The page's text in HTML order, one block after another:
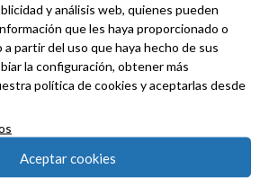
y análisis web, quienes pueden
que les haya proporcionado o
a partir del uso que haya hecho de sus
la configuración, obtener más
política de cookies y aceptarlas desde
Aceptar cookies